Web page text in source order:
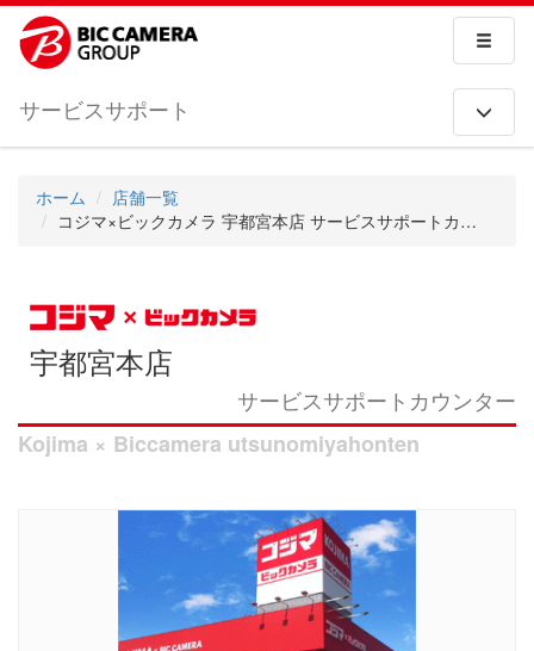
サービスサポート
ホーム
店舗一覧
コジマ×ビックカメラ 宇都宮本店 サービスサポートカウンター
宇都宮本店
サービスサポートカウンター
Kojima × Biccamera utsunomiyahonten